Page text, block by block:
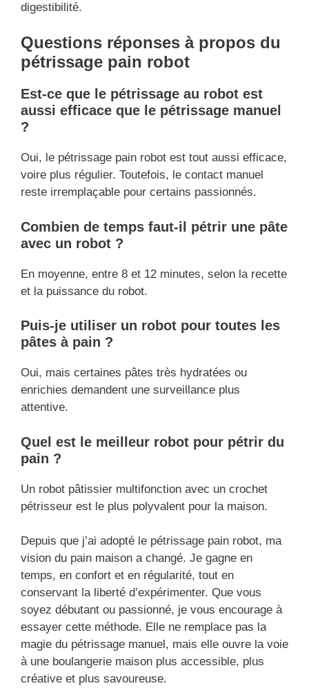
digestibilité.
Questions réponses à propos du
pétrissage pain robot
Est-ce que le pétrissage au robot est
aussi efficace que le pétrissage manuel
?
Oui, le pétrissage pain robot est tout aussi efficace,
voire plus régulier. Toutefois, le contact manuel
reste irremplaçable pour certains passionnés.
Combien de temps faut-il pétrir une pâte
avec un robot ?
En moyenne, entre 8 et 12 minutes, selon la recette
et la puissance du robot.
Puis-je utiliser un robot pour toutes les
pâtes à pain ?
Oui, mais certaines pâtes très hydratées ou
enrichies demandent une surveillance plus
attentive.
Quel est le meilleur robot pour pétrir du
pain ?
Un robot pâtissier multifonction avec un crochet
pétrisseur est le plus polyvalent pour la maison.
Depuis que j’ai adopté le pétrissage pain robot, ma
vision du pain maison a changé. Je gagne en
temps, en confort et en régularité, tout en
conservant la liberté d’expérimenter. Que vous
soyez débutant ou passionné, je vous encourage à
essayer cette méthode. Elle ne remplace pas la
magie du pétrissage manuel, mais elle ouvre la voie
à une boulangerie maison plus accessible, plus
créative et plus savoureuse.